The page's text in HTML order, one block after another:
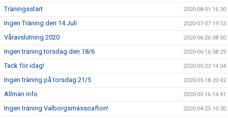
Träningsstart 2020-08-01 16:30
Ingen Träning den 14 Juli 2020-07-07 19:53
Våravslutning 2020 2020-06-26 08:50
Ingen träning torsdag den 18/6 2020-06-16 08:29
Tack för idag! 2020-05-23 14:04
Ingen träning på torsdag 21/5 2020-05-18 20:42
Allmän info 2020-05-16 14:41
Ingen träning Valborgsmässoafton! 2020-04-25 10:30